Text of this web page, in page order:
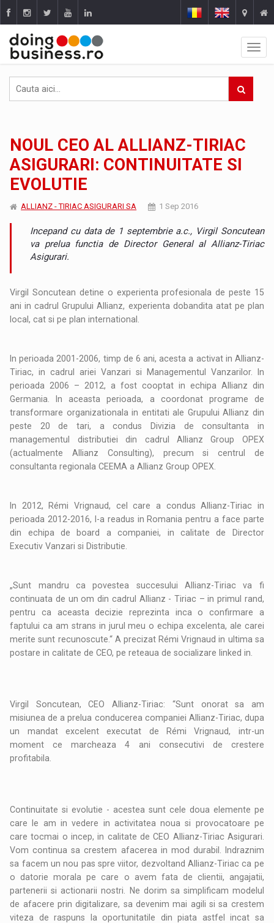
NOUL CEO AL ALLIANZ-TIRIAC
ASIGURARI: CONTINUITATE SI
EVOLUTIE
ALLIANZ - TIRIAC ASIGURARI SA 1 Sep 2016
Incepand cu data de 1 septembrie a.c., Virgil Soncutean
va prelua functia de Director General al Allianz-Tiriac
Asigurari.
Virgil Soncutean detine o experienta profesionala de peste 15
ani in cadrul Grupului Allianz, experienta dobandita atat pe plan
local, cat si pe plan international.
In perioada 2001-2006, timp de 6 ani, acesta a activat in Allianz-
Tiriac, in cadrul ariei Vanzari si Managementul Vanzarilor. In
perioada 2006 – 2012, a fost cooptat in echipa Allianz din
Germania. In aceasta perioada, a coordonat programe de
transformare organizationala in entitati ale Grupului Allianz din
peste 20 de tari, a condus Divizia de consultanta in
managementul distributiei din cadrul Allianz Group OPEX
(actualmente Allianz Consulting), precum si centrul de
consultanta regionala CEEMA a Allianz Group OPEX.
In 2012, Rémi Vrignaud, cel care a condus Allianz-Tiriac in
perioada 2012-2016, l-a readus in Romania pentru a face parte
din echipa de board a companiei, in calitate de Director
Executiv Vanzari si Distributie.
„Sunt mandru ca povestea succesului Allianz-Tiriac va fi
continuata de un om din cadrul Allianz - Tiriac – in primul rand,
pentru ca aceasta decizie reprezinta inca o confirmare a
faptului ca am strans in jurul meu o echipa excelenta, ale carei
merite sunt recunoscute.“ A precizat Rémi Vrignaud in ultima sa
postare in calitate de CEO, pe reteaua de socializare linked in.
Virgil Soncutean, CEO Allianz-Tiriac: “Sunt onorat sa am
misiunea de a prelua conducerea companiei Allianz-Tiriac, dupa
un mandat excelent executat de Rémi Vrignaud, intr-un
moment ce marcheaza 4 ani consecutivi de crestere
profitabila.
Continuitate si evolutie - acestea sunt cele doua elemente pe
care le am in vedere in activitatea noua si provocatoare pe
care tocmai o incep, in calitate de CEO Allianz-Tiriac Asigurari.
Vom continua sa crestem afacerea in mod durabil. Indraznim
sa facem un nou pas spre viitor, dezvoltand Allianz-Tiriac ca pe
o datorie morala pe care o avem fata de clientii, angajatii,
partenerii si actionarii nostri. Ne dorim sa simplificam modelul
de afacere prin digitalizare, sa devenim mai agili si sa crestem
viteza de raspuns la oportunitatile din piata astfel incat sa